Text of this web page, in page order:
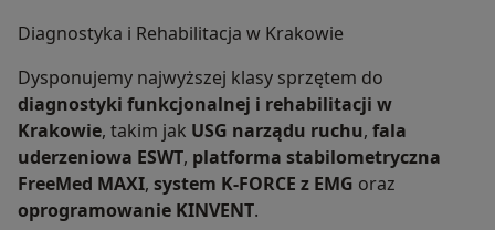
Push (obiektywna siła izometryczna i izotoniczna),
czujnikach ruchu K-Move (dokładny ROM i jakość
wzorca) oraz EMG K-Myo (aktywacja i timing
mięśni w czasie rzeczywistym). Wszystko spina
Kinvent App z biofeedbackiem, gotowymi
protokołami i raportami PDF/CSV. Efekt?
Ćwiczenia są „liczone pod Ciebie”, a progresja –
Diagnostyka i Rehabilitacja w Krakowie
Dysponujemy najwyższej klasy sprzętem do
diagnostyki funkcjonalnej i rehabilitacji w
Krakowie, takim jak USG narządu ruchu, fala
uderzeniowa ESWT, platforma stabilometryczna
FreeMed MAXI, system K-FORCE z EMG oraz
oprogramowanie KINVENT.